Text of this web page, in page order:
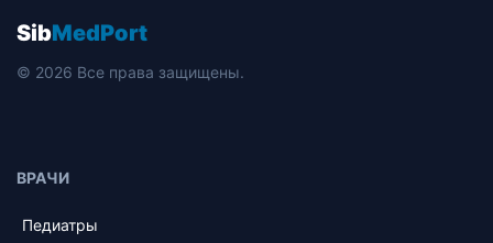
SibMedPort
© 2026 Все права защищены.
ВРАЧИ
Педиатры